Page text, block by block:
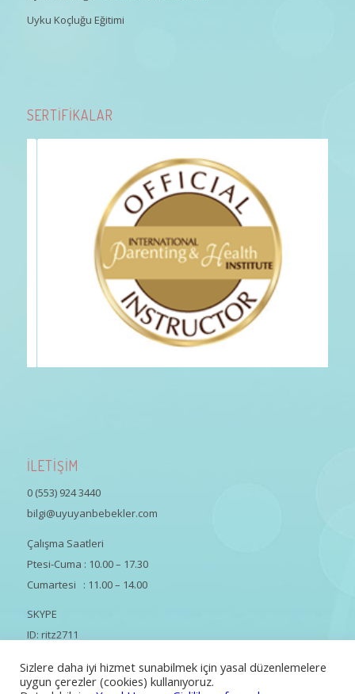
Uyku Koçluğu Eğitimi
SERTİFİKALAR
İLETİŞİM
0 (553) 924 3440
bilgi@uyuyanbebekler.com
Çalışma Saatleri
Ptesi-Cuma : 10.00 – 17.30
Cumartesi : 11.00 – 14.00
SKYPE
ID: ritz2711
Sizlere daha iyi hizmet sunabilmek için yasal düzenlemelere
uygun çerezler (cookies) kullanıyoruz.